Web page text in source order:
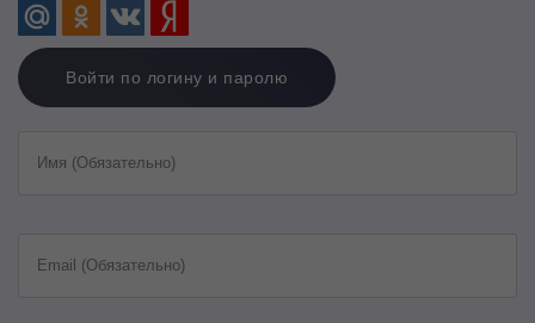
Войти по логину и паролю
Имя (Обязательно)
Email (Обязательно)